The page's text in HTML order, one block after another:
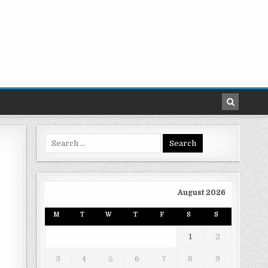
Search
for:
August 2026
M T W T F S S
1 2
3 4 5 6 7 8 9